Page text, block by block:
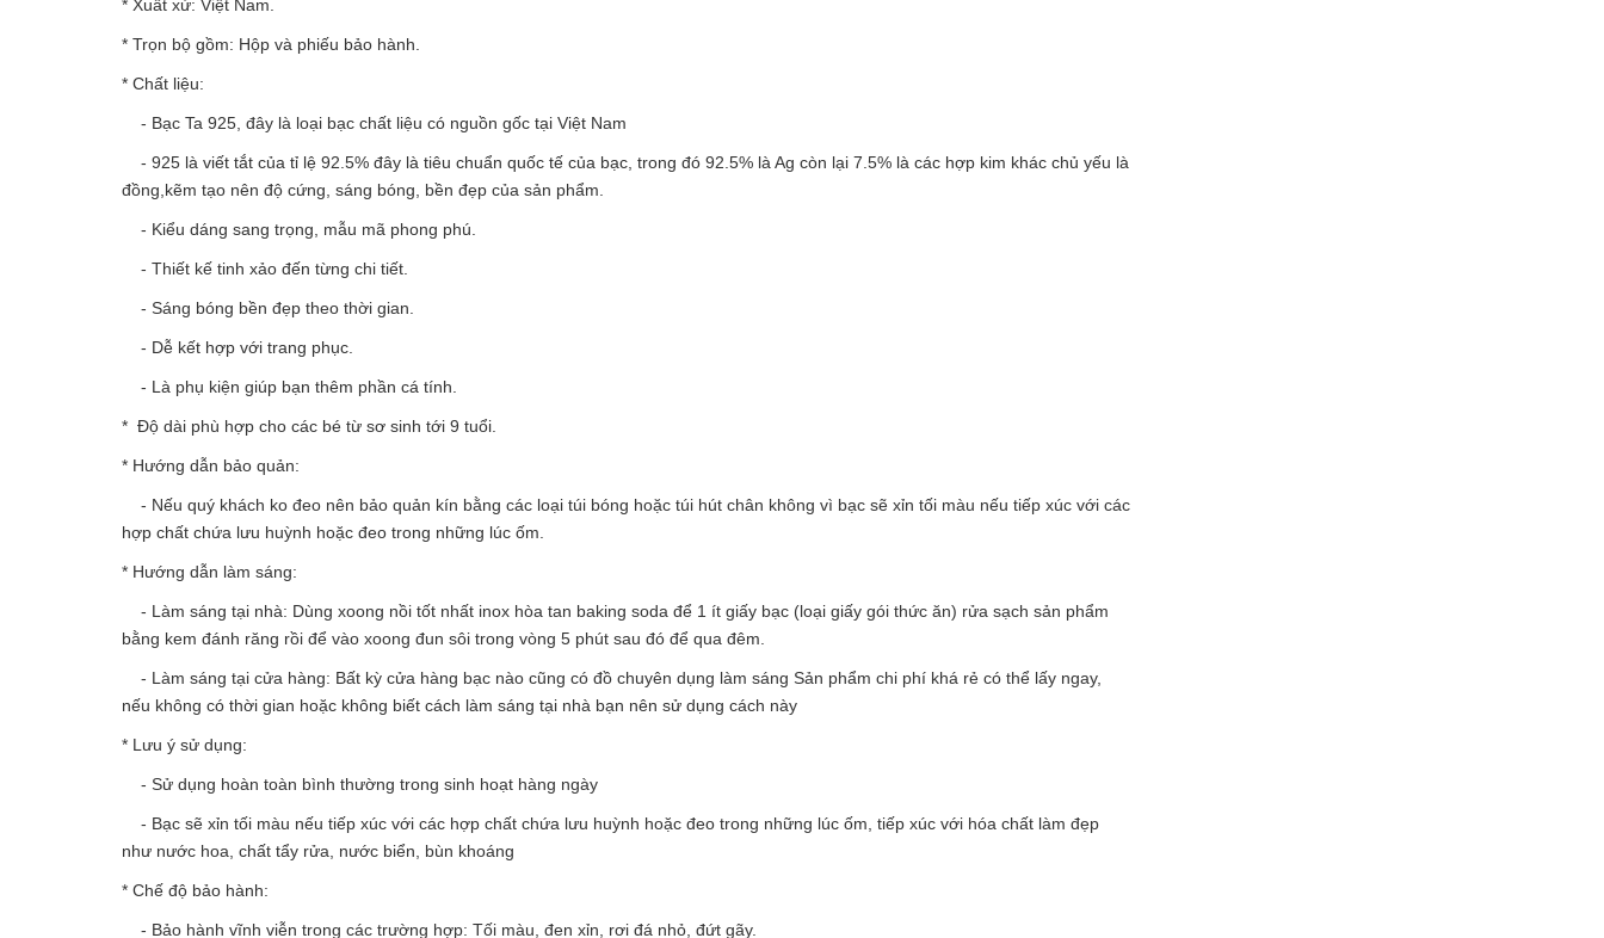
* Xuất xứ: Việt Nam.
* Trọn bộ gồm: Hộp và phiếu bảo hành.
* Chất liệu:
- Bạc Ta 925, đây là loại bạc chất liệu có nguồn gốc tại Việt Nam
- 925 là viết tắt của tỉ lệ 92.5% đây là tiêu chuẩn quốc tế của bạc, trong đó 92.5% là Ag còn lại 7.5% là các hợp kim khác chủ yếu là
đồng,kẽm tạo nên độ cứng, sáng bóng, bền đẹp của sản phẩm.
- Kiểu dáng sang trọng, mẫu mã phong phú.
- Thiết kế tinh xảo đến từng chi tiết.
- Sáng bóng bền đẹp theo thời gian.
- Dễ kết hợp với trang phục.
- Là phụ kiện giúp bạn thêm phần cá tính.
* Độ dài phù hợp cho các bé từ sơ sinh tới 9 tuổi.
* Hướng dẫn bảo quản:
- Nếu quý khách ko đeo nên bảo quản kín bằng các loại túi bóng hoặc túi hút chân không vì bạc sẽ xỉn tối màu nếu tiếp xúc với các
hợp chất chứa lưu huỳnh hoặc đeo trong những lúc ốm.
* Hướng dẫn làm sáng:
- Làm sáng tại nhà: Dùng xoong nồi tốt nhất inox hòa tan baking soda để 1 ít giấy bạc (loại giấy gói thức ăn) rửa sạch sản phẩm
bằng kem đánh răng rồi để vào xoong đun sôi trong vòng 5 phút sau đó để qua đêm.
- Làm sáng tại cửa hàng: Bất kỳ cửa hàng bạc nào cũng có đồ chuyên dụng làm sáng Sản phẩm chi phí khá rẻ có thể lấy ngay,
nếu không có thời gian hoặc không biết cách làm sáng tại nhà bạn nên sử dụng cách này
* Lưu ý sử dụng:
- Sử dụng hoàn toàn bình thường trong sinh hoạt hàng ngày
- Bạc sẽ xỉn tối màu nếu tiếp xúc với các hợp chất chứa lưu huỳnh hoặc đeo trong những lúc ốm, tiếp xúc với hóa chất làm đẹp
như nước hoa, chất tẩy rửa, nước biển, bùn khoáng
* Chế độ bảo hành:
- Bảo hành vĩnh viễn trong các trường hợp: Tối màu, đen xỉn, rơi đá nhỏ, đứt gãy.